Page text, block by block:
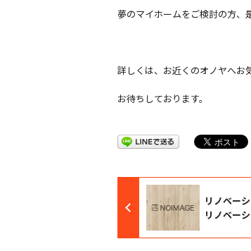
夢のマイホームをご検討の方、
詳しくは、お近くのオノヤへお
お待ちしております。
リノベー
リノベー